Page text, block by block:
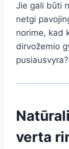
Jie gali būti
netgi
norime, kad
dirvožemio
pusiausvyra?
verta